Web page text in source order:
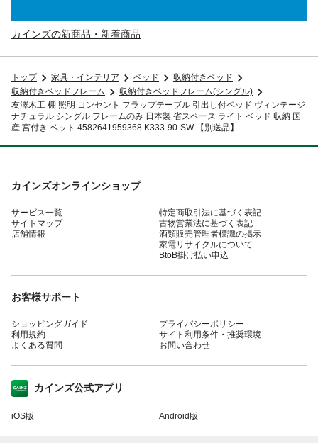
カインズの新商品・新着商品
トップ 家具・インテリア ベッド
収納付きベッド
収納付きベッドフレーム
収納付きベッドフレーム(シングル)
友澤木工 棚 照明 コンセント フラップテーブル 引出し付ベッド ヴィンテージ
ナチュラル シングル フレームのみ 日本製 省スペース ライト ベッド 収納 国
産 宮付き ベット 4582641959368 K333-90-SW 【別送品】
カインズオンラインショップ
サービス一覧
サイトマップ
店舗情報
特定商取引法に基づく表記
古物営業法に基づく表記
酒類販売管理者標識の掲示
家電リサイクルについて
BtoB掛け払い申込
お客様サポート
ショッピングガイド
利用規約
よくある質問
プライバシーポリシー
サイト利用条件・推奨環境
お問い合わせ
カインズ公式アプリ
iOS版 Android版